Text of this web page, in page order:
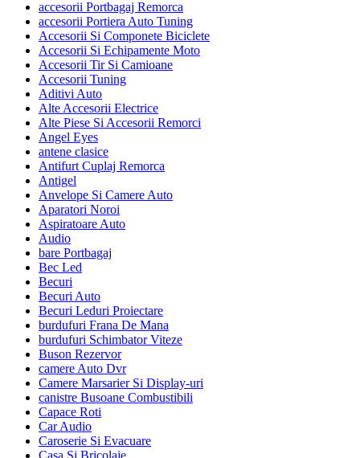
accesorii Portbagaj Remorca
accesorii Portiera Auto Tuning
Accesorii Si Componete Biciclete
Accesorii Si Echipamente Moto
Accesorii Tir Si Camioane
Accesorii Tuning
Aditivi Auto
Alte Accesorii Electrice
Alte Piese Si Accesorii Remorci
Angel Eyes
antene clasice
Antifurt Cuplaj Remorca
Antigel
Anvelope Si Camere Auto
Aparatori Noroi
Aspiratoare Auto
Audio
bare Portbagaj
Bec Led
Becuri
Becuri Auto
Becuri Leduri Proiectare
burdufuri Frana De Mana
burdufuri Schimbator Viteze
Buson Rezervor
camere Auto Dvr
Camere Marsarier Si Display-uri
canistre Busoane Combustibili
Capace Roti
Car Audio
Caroserie Si Evacuare
Casa Si Bricolaje